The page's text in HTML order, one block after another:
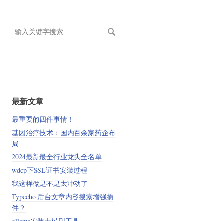
搜
索
最新文章
最重要的四件事情！
基因治疗技术：国内百余家药企布
局
2024最新最全行业龙头全名单
wdcp下SSL证书安装过程
我这样做是不是太冲动了
Typecho 后台文章内容搜索增强插
件？